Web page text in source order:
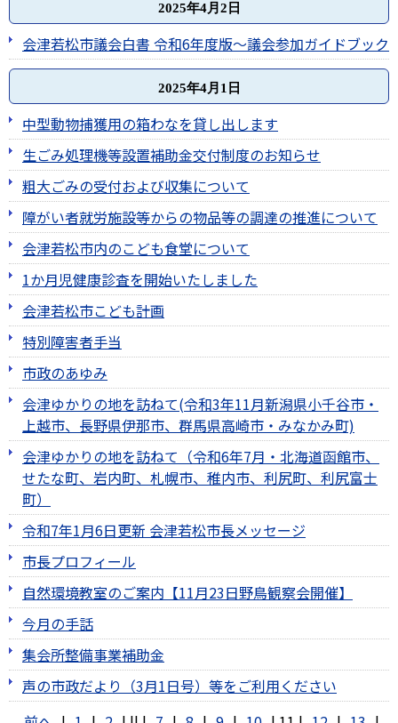
2025年4月2日
会津若松市議会白書 令和6年度版～議会参加ガイドブック
2025年4月1日
中型動物捕獲用の箱わなを貸し出します
生ごみ処理機等設置補助金交付制度のお知らせ
粗大ごみの受付および収集について
障がい者就労施設等からの物品等の調達の推進について
会津若松市内のこども食堂について
1か月児健康診査を開始いたしました
会津若松市こども計画
特別障害者手当
市政のあゆみ
会津ゆかりの地を訪ねて(令和3年11月新潟県小千谷市・
上越市、長野県伊那市、群馬県高崎市・みなかみ町)
会津ゆかりの地を訪ねて（令和6年7月・北海道函館市、
せたな町、岩内町、札幌市、稚内市、利尻町、利尻富士
町）
令和7年1月6日更新 会津若松市長メッセージ
市長プロフィール
自然環境教室のご案内【11月23日野鳥観察会開催】
今月の手話
集会所整備事業補助金
声の市政だより（3月1日号）等をご利用ください